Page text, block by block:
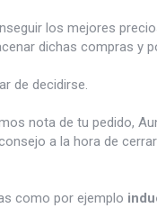
los mejores
dichas compras y
de decidirse.
nota de tu pedido,
a la hora de
como por ejemplo